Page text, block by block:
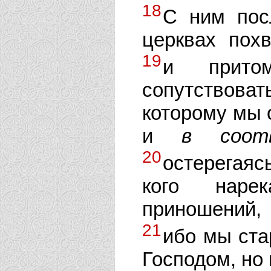
18С ним
церквах
19и
которому мы
и в
20
кого
21ибо мы
Господом,